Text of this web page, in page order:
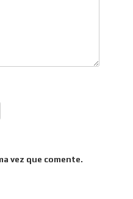
vez que comente.